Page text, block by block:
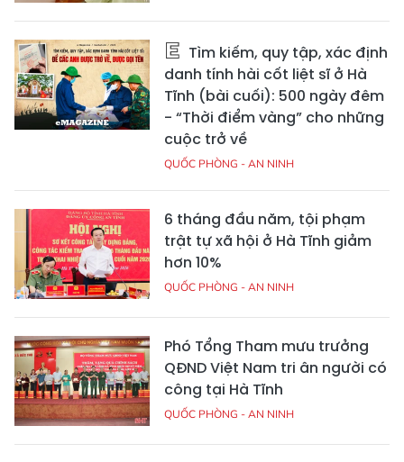
Tìm kiếm, quy tập, xác định
danh tính hài cốt liệt sĩ ở Hà
Tĩnh (bài cuối): 500 ngày đêm
- “Thời điểm vàng” cho những
cuộc trở về
QUỐC PHÒNG - AN NINH
6 tháng đầu năm, tội phạm
trật tự xã hội ở Hà Tĩnh giảm
hơn 10%
QUỐC PHÒNG - AN NINH
Phó Tổng Tham mưu trưởng
QĐND Việt Nam tri ân người có
công tại Hà Tĩnh
QUỐC PHÒNG - AN NINH